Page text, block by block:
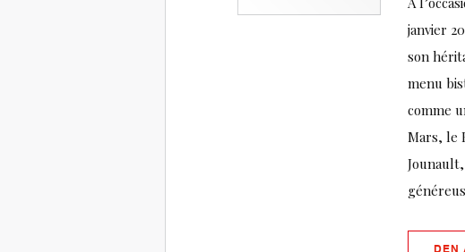
janvier
son
menu
comme
Mars, le
DEN